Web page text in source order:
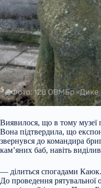
Виявилося, що в тому музеї
Вона підтвердила, що
звернувся до командира
кам’яних баб, навіть
— ділиться спогадами Каюк.
До проведення рятувальної